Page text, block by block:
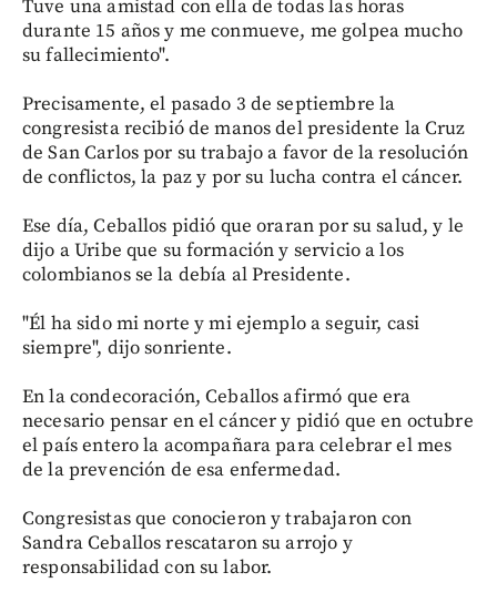
Tuve una amistad con ella de todas las horas
durante 15 años y me conmueve, me golpea mucho
su fallecimiento".
Precisamente, el pasado 3 de septiembre la
congresista recibió de manos del presidente la Cruz
de San Carlos por su trabajo a favor de la resolución
de conflictos, la paz y por su lucha contra el cáncer.
Ese día, Ceballos pidió que oraran por su salud, y le
dijo a Uribe que su formación y servicio a los
colombianos se la debía al Presidente.
"Él ha sido mi norte y mi ejemplo a seguir, casi
siempre", dijo sonriente.
En la condecoración, Ceballos afirmó que era
necesario pensar en el cáncer y pidió que en octubre
el país entero la acompañara para celebrar el mes
de la prevención de esa enfermedad.
Congresistas que conocieron y trabajaron con
Sandra Ceballos rescataron su arrojo y
responsabilidad con su labor.